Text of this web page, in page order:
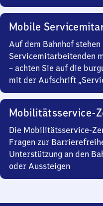
Mobile
Auf dem Bahnhof
Servicemitarbeitenden
– achten Sie auf die
mit der Aufschrift
Mobilitätsservice-
Die Mobilitätsservice-
Fragen zur
Unterstützung an den
oder Aussteigen